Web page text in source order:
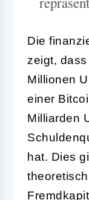
Die
zeigt,
Millionen
einer
Milliarden
hat. Dies